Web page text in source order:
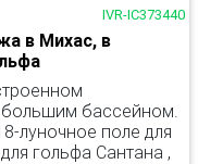
IVR-IC373440
в Михас, в
бассейном.
луночное поле для
гольфа Сантана ,